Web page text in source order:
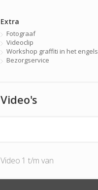
Extra
Fotograaf
Videoclip
Workshop graffiti in het engels
Bezorgservice
Video's
Video 1 t/m van